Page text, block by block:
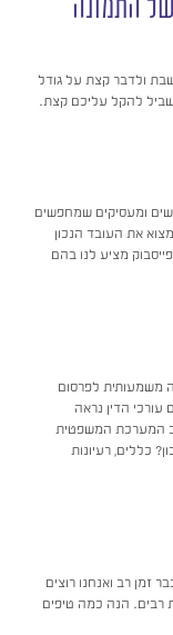
התמונה
ולדבר קצת על גודל
להקל עליכם קצת.
ומעסיקים שמחפשים
את העובד הנכון
לכם. הנה 5 כלים שפייסבוק מציע לנו בהם
משמעותית לפרסום
הדין נראה
המערכת המשפטית
כללים, רעיונות
זמן רב ואנחנו רוצים
רבים. הנה כמה טיפים